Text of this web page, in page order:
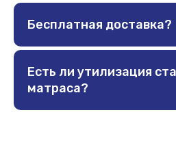
Бесплатная доставка?
Есть ли утилизация
матраса?
Как и какой выбрать матрас?
Категории тканей